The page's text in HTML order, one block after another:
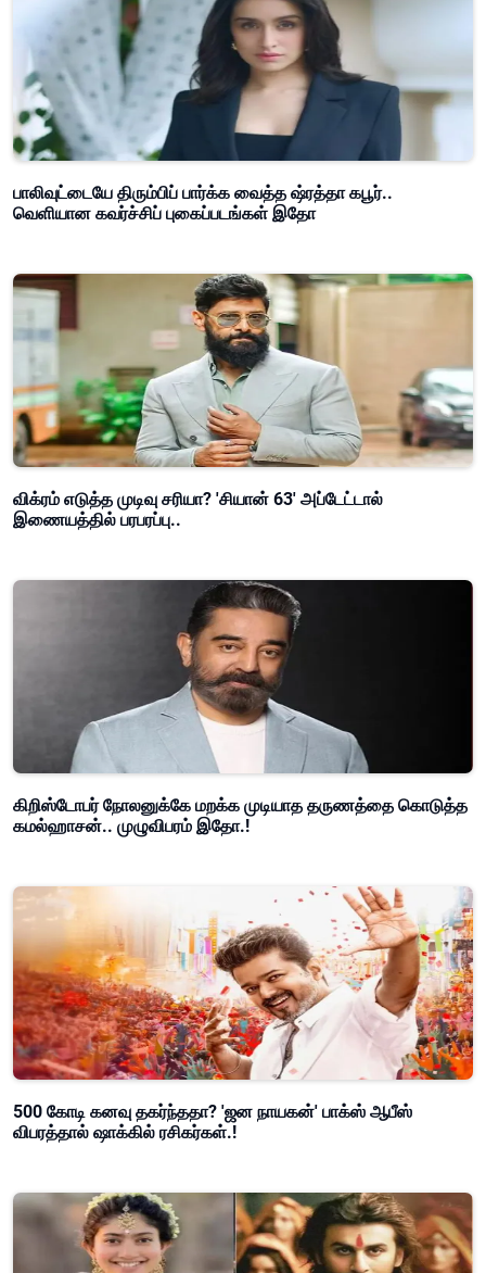
பாலிவுட்டையே திரும்பிப் பார்க்க வைத்த ஷ்ரத்தா கபூர்..
வெளியான கவர்ச்சிப் புகைப்படங்கள் இதோ
விக்ரம் எடுத்த முடிவு சரியா? 'சியான் 63' அப்டேட்டால்
இணையத்தில் பரபரப்பு..
கிறிஸ்டோபர் நோலனுக்கே மறக்க முடியாத தருணத்தை கொடுத்த
கமல்ஹாசன்.. முழுவிபரம் இதோ.!
500 கோடி கனவு தகர்ந்ததா? 'ஜன நாயகன்' பாக்ஸ் ஆபீஸ்
விபரத்தால் ஷாக்கில் ரசிகர்கள்.!